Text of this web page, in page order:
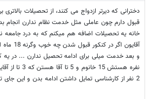
دخترانی که دیرتر ازدواج می کنند، از تحصیلات بالاتری
قبول دارم چون عاملی مثل خدمت نظام ندارن انجام
خانه یه تحصیلات اضافه هم میکنم که به درد جامعه
آقایون
نفره هستش 15
2 نفر از کارشناسی تمایل داشتن ادامه بدن و این جای تاسف داره .